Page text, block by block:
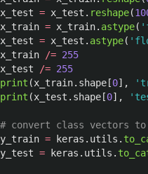
x_test = x_test . reshape(
x_train = x_train. astype( '
x_test = x_test . astype( '
x_train
/= 255
x_test
/= 255
print (x_train. shape [0], '
print (x_test . shape [0], '
y_train = keras . utils .
y_test = keras . utils .